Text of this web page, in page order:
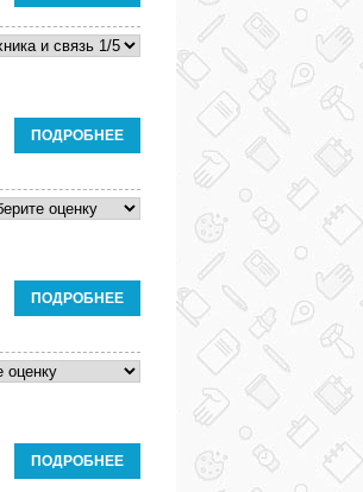
ПОДРОБНЕЕ
ПОДРОБНЕЕ
ПОДРОБНЕЕ